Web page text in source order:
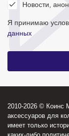
Новости,
Я принимаю
данных
2010-2026 © Коинс
аксессуаров для
имеет только